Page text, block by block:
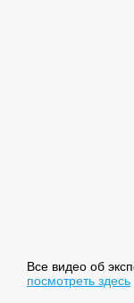
Все видео об
посмотреть здесь